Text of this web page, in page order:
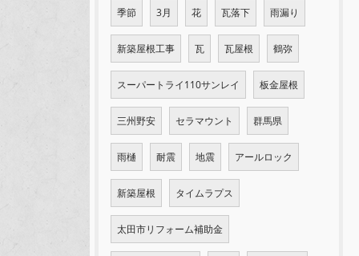
季節 3月 花 瓦落下 雨漏り
新築屋根工事 瓦 瓦屋根 鶴弥
スーパートライ110サンレイ 板金屋根
三州野安 セラマウント 群馬県
雨樋 耐震 地震 アールロック
新築屋根 タイムラプス
太田市リフォーム補助金